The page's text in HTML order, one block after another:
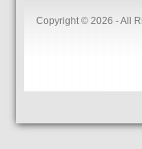
Copyright © 2026 - All